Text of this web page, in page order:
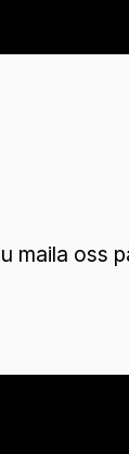
maila oss